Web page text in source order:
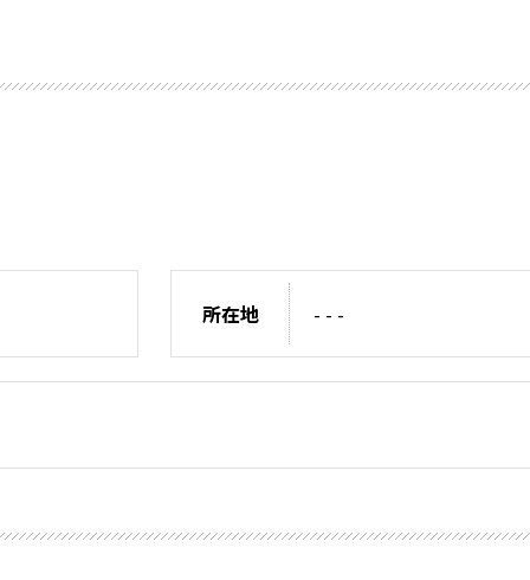
所在地 - - -